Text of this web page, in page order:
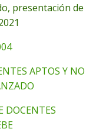
presentación de
APTOS Y NO
DOCENTES